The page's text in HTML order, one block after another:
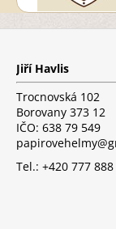
Z
Jiří Havlis
Trocnovská 102
Borovany 373 12
IČO: 638 79 549
Tel.: +420 777